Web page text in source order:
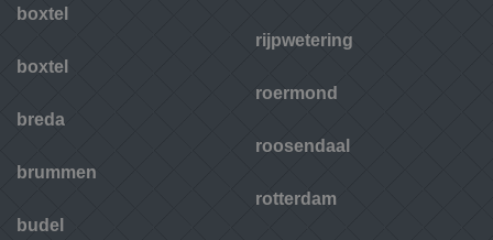
boxtel
boxtel
breda
brummen
budel
rijpwetering
roermond
roosendaal
rotterdam